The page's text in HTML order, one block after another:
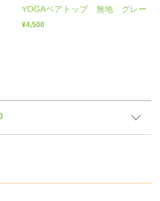
YOGAベアトップ 無地 グレー
¥4,500